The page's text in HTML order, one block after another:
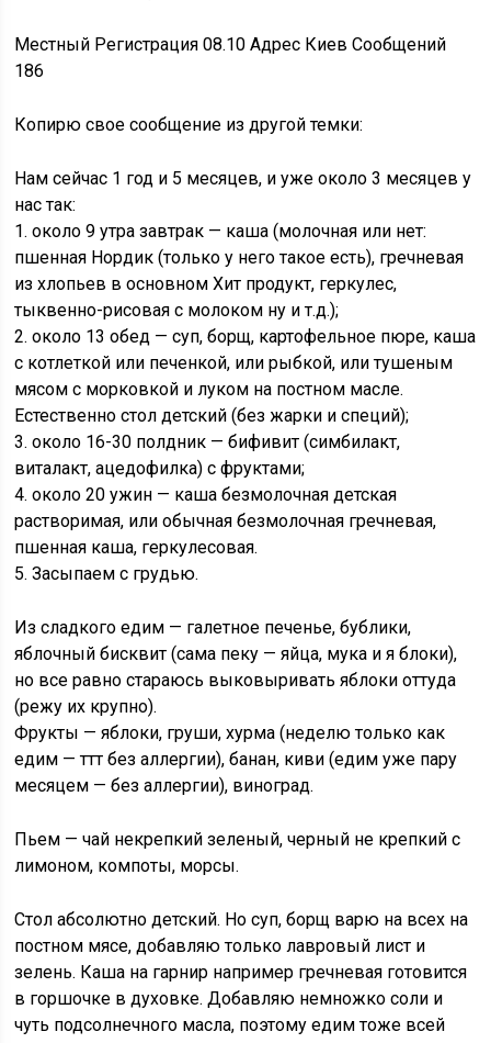
Местный Регистрация 08.10 Адрес Киев Сообщений
186
Копирю свое сообщение из другой темки:
Нам сейчас 1 год и 5 месяцев, и уже около 3 месяцев у
нас так:
1. около 9 утра завтрак — каша (молочная или нет:
пшенная Нордик (только у него такое есть), гречневая
из хлопьев в основном Хит продукт, геркулес,
тыквенно-рисовая с молоком ну и т.д.);
2. около 13 обед — суп, борщ, картофельное пюре, каша
с котлеткой или печенкой, или рыбкой, или тушеным
мясом с морковкой и луком на постном масле.
Естественно стол детский (без жарки и специй);
3. около 16-30 полдник — бифивит (симбилакт,
виталакт, ацедофилка) с фруктами;
4. около 20 ужин — каша безмолочная детская
растворимая, или обычная безмолочная гречневая,
пшенная каша, геркулесовая.
5. Засыпаем с грудью.
Из сладкого едим — галетное печенье, бублики,
яблочный бисквит (сама пеку — яйца, мука и я блоки),
но все равно стараюсь выковыривать яблоки оттуда
(режу их крупно).
Фрукты — яблоки, груши, хурма (неделю только как
едим — ттт без аллергии), банан, киви (едим уже пару
месяцем — без аллергии), виноград.
Пьем — чай некрепкий зеленый, черный не крепкий с
лимоном, компоты, морсы.
Стол абсолютно детский. Но суп, борщ варю на всех на
постном мясе, добавляю только лавровый лист и
зелень. Каша на гарнир например гречневая готовится
в горшочке в духовке. Добавляю немножко соли и
чуть подсолнечного масла, поэтому едим тоже всей